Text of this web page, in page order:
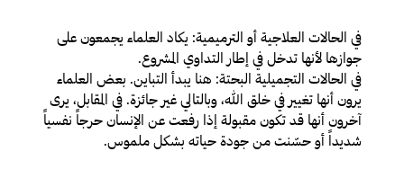
في الحالات العلاجية أو الترميمية: يكاد العلماء يجمعون على
جوازها لأنها تدخل في إطار التداوي المشروع.
في الحالات التجميلية البحتة: هنا يبدأ التباين. بعض العلماء
يرون أنها تغيير في خلق الله، وبالتالي غير جائزة. في المقابل، يرى
آخرون أنها قد تكون مقبولة إذا رفعت عن الإنسان حرجاً نفسياً
شديداً أو حسّنت من جودة حياته بشكل ملموس.